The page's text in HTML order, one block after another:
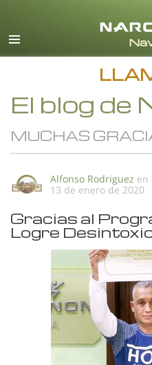
El blog de
MUCHAS
Alfonso Rodriguez en
13 de enero de 2020
Gracias al
Logre